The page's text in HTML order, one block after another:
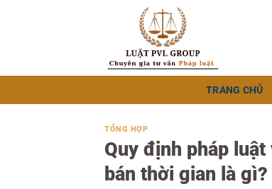
TRANG CHỦ
TỔNG HỢP
Quy định pháp
bán thời gian là gì?